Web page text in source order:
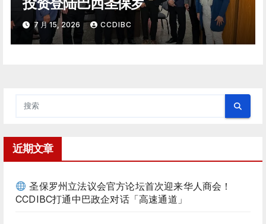
7 月 15, 2026 CCDIBC
近期文章
圣保罗州立法议会官方论坛首次迎来华人商会！
CCDIBC打通中巴政企对话「高速通道」